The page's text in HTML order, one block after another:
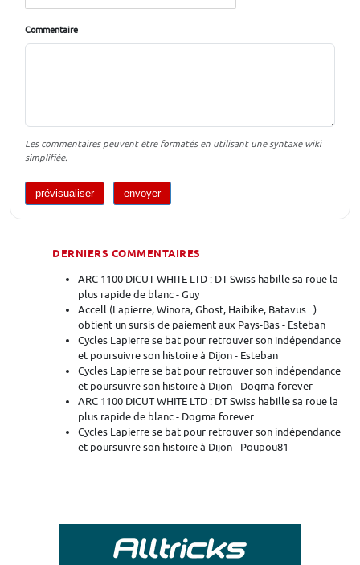
Commentaire
Les commentaires peuvent être formatés en utilisant une syntaxe wiki
simplifiée.
DERNIERS COMMENTAIRES
ARC 1100 DICUT WHITE LTD : DT Swiss habille sa roue la
plus rapide de blanc - Guy
Accell (Lapierre, Winora, Ghost, Haibike, Batavus...)
obtient un sursis de paiement aux Pays-Bas - Esteban
Cycles Lapierre se bat pour retrouver son indépendance
et poursuivre son histoire à Dijon - Esteban
Cycles Lapierre se bat pour retrouver son indépendance
et poursuivre son histoire à Dijon - Dogma forever
ARC 1100 DICUT WHITE LTD : DT Swiss habille sa roue la
plus rapide de blanc - Dogma forever
Cycles Lapierre se bat pour retrouver son indépendance
et poursuivre son histoire à Dijon - Poupou81